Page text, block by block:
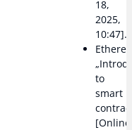
18,
2025,
10:47].
to
smart